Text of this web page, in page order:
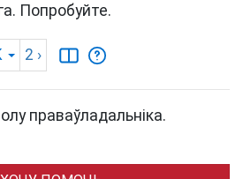
Попробуйте.
2 ›
праваўладальніка.